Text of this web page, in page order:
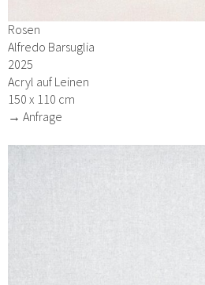
Rosen
Alfredo Barsuglia
2025
Acryl auf Leinen
150 x 110 cm
→ Anfrage